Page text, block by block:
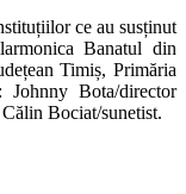
ce au susținut
Banatul din
Timiș, Primăria
Johnny Bota/director
Bociat/sunetist.